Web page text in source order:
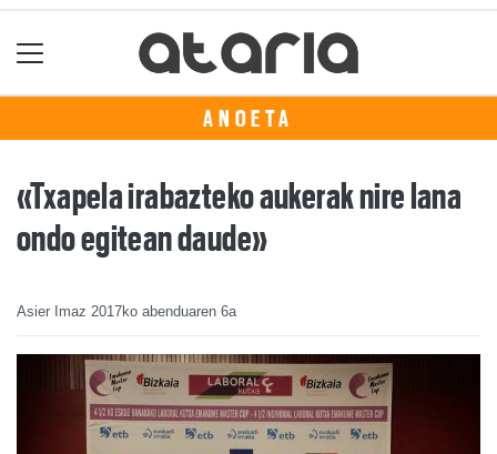
ANOETA
«Txapela irabazteko aukerak nire lana
ondo egitean daude»
Asier Imaz 2017ko abenduaren 6a